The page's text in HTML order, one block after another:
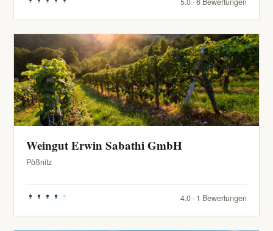
Weingut Erwin Sabathi GmbH
Pößnitz
4.0 · 1 Bewertungen